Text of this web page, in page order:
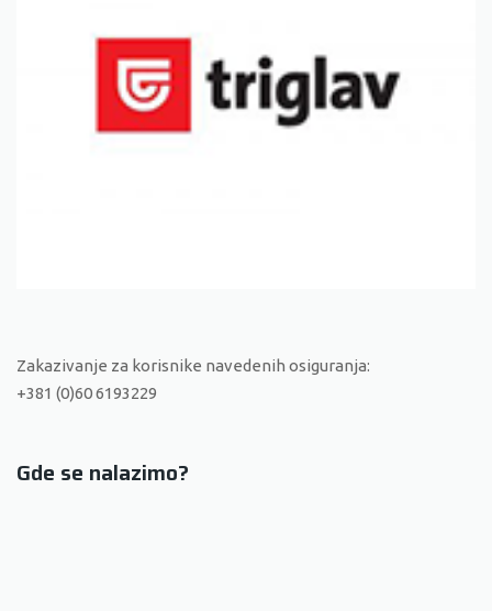
Zakazivanje za korisnike navedenih osiguranja:
+381 (0)60 6193229
Gde se nalazimo?